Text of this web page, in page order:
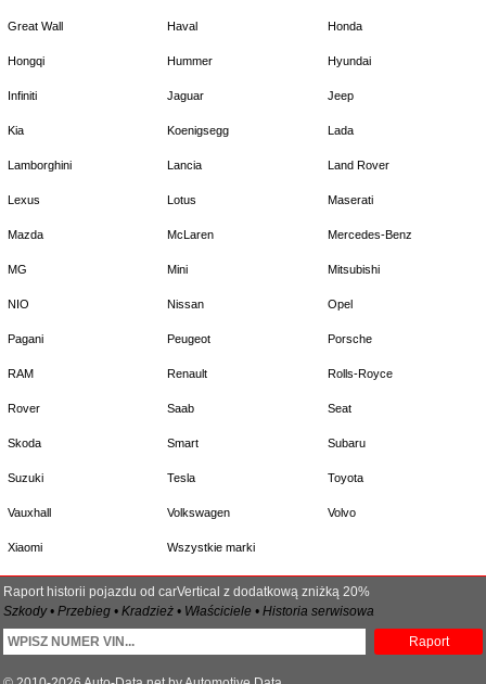
Great Wall Haval Honda
Hongqi Hummer Hyundai
Infiniti Jaguar Jeep
Kia Koenigsegg Lada
Lamborghini Lancia Land Rover
Lexus Lotus Maserati
Mazda McLaren Mercedes-Benz
MG Mini Mitsubishi
NIO Nissan Opel
Pagani Peugeot Porsche
RAM Renault Rolls-Royce
Rover Saab Seat
Skoda Smart Subaru
Suzuki Tesla Toyota
Vauxhall Volkswagen Volvo
Xiaomi Wszystkie marki
Raport historii pojazdu od carVertical z dodatkową zniżką 20%
Szkody • Przebieg • Kradzież • Właściciele • Historia serwisowa
Raport